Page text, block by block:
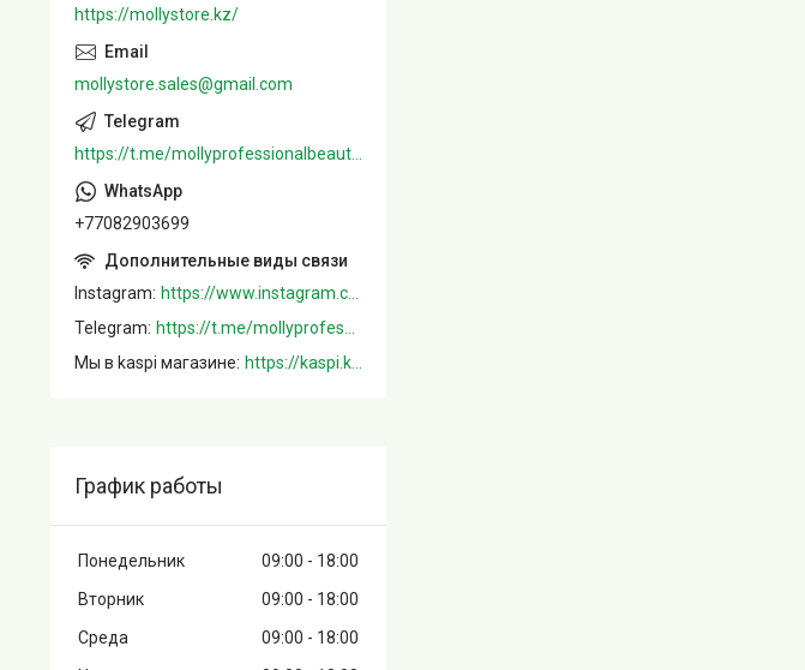
https://mollystore.kz/
mollystore.sales@gmail.com
+77082903699
Instagram
Telegram
Мы в kaspi магазине
График работы
Понедельник 09:00
18:00
Вторник
09:00
18:00
Среда
09:00
18:00